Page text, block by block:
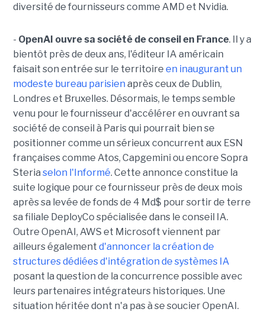
diversité de fournisseurs comme AMD et Nvidia.
- OpenAI ouvre sa société de conseil en France. Il y a
bientôt près de deux ans, l'éditeur IA américain
faisait son entrée sur le territoire en inaugurant un
modeste bureau parisien après ceux de Dublin,
Londres et Bruxelles. Désormais, le temps semble
venu pour le fournisseur d'accélérer en ouvrant sa
société de conseil à Paris qui pourrait bien se
positionner comme un sérieux concurrent aux ESN
françaises comme Atos, Capgemini ou encore Sopra
Steria selon l'Informé. Cette annonce constitue la
suite logique pour ce fournisseur près de deux mois
après sa levée de fonds de 4 Md$ pour sortir de terre
sa filiale DeployCo spécialisée dans le conseil IA.
Outre OpenAI, AWS et Microsoft viennent par
ailleurs également d'annoncer la création de
structures dédiées d'intégration de systèmes IA
posant la question de la concurrence possible avec
leurs partenaires intégrateurs historiques. Une
situation héritée dont n'a pas à se soucier OpenAI.